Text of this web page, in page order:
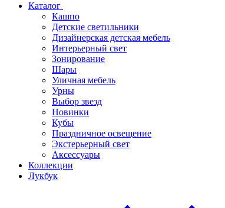
Каталог
Кашпо
Детские светильники
Дизайнерская детская мебель
Интерьерный свет
Зонирование
Шары
Уличная мебель
Урны
Выбор звезд
Новинки
Кубы
Праздничное освещение
Экстерьерный свет
Аксессуары
Коллекции
Лукбук